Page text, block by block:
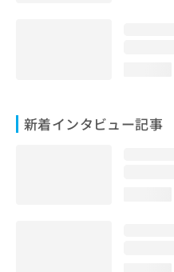
新着インタビュー記事